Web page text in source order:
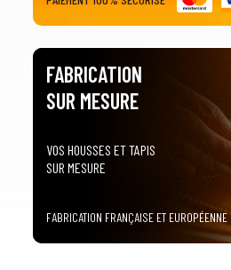
FABRICATION
SUR MESURE
VOS HOUSSES ET TAPIS
SUR MESURE
FABRICATION FRANÇAISE ET EUROPÉENNE